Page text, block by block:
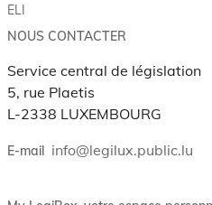
ELI
NOUS CONTACTER
Service central de législation
5, rue Plaetis
L-2338 LUXEMBOURG
E-mail info@legilux.public.lu